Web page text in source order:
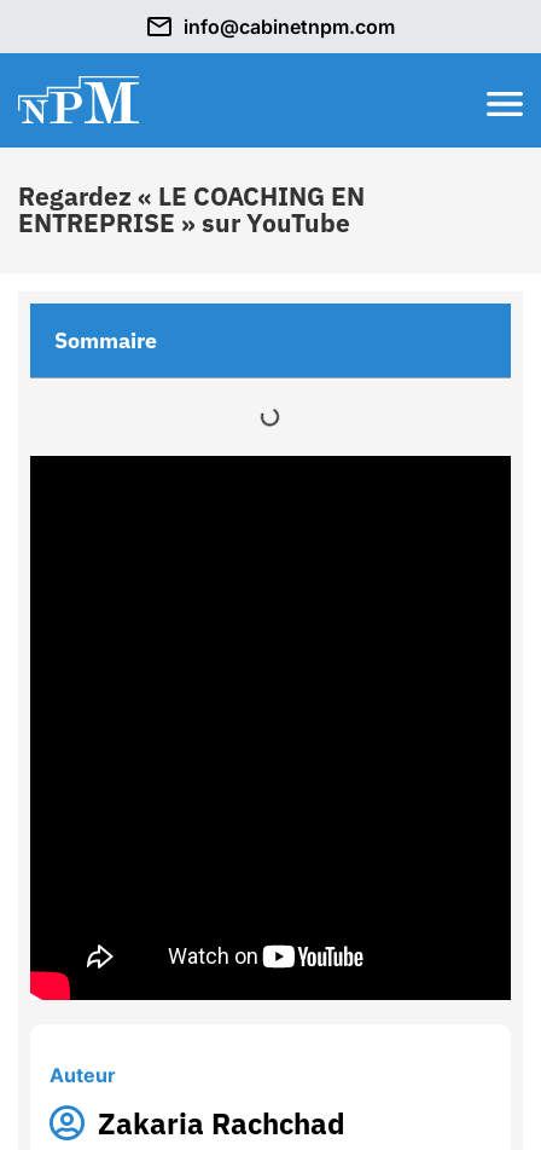
info@cabinetnpm.com
Regardez « LE COACHING EN
ENTREPRISE » sur YouTube
Sommaire
Auteur
Zakaria Rachchad